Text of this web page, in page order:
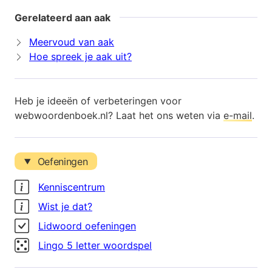
Gerelateerd aan aak
Meervoud van aak
Hoe spreek je aak uit?
Heb je ideeën of verbeteringen voor
webwoordenboek.nl? Laat het ons weten via e-mail.
Oefeningen
Kenniscentrum
Wist je dat?
Lidwoord oefeningen
Lingo 5 letter woordspel